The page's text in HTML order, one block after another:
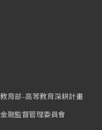
教育部-高等教育深耕計畫
金融監督管理委員會